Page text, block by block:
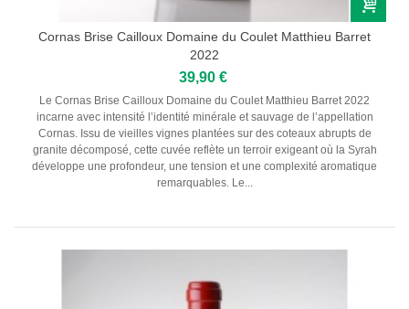
Cornas Brise Cailloux Domaine du Coulet Matthieu Barret
2022
39,90 €
Le Cornas Brise Cailloux Domaine du Coulet Matthieu Barret 2022
incarne avec intensité l’identité minérale et sauvage de l’appellation
Cornas. Issu de vieilles vignes plantées sur des coteaux abrupts de
granite décomposé, cette cuvée reflète un terroir exigeant où la Syrah
développe une profondeur, une tension et une complexité aromatique
remarquables. Le...